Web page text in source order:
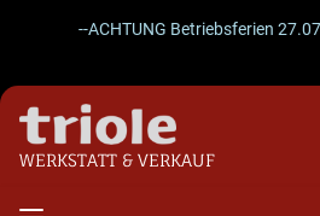
--ACHTUNG Betriebsferien
WERKSTATT & VERKAUF